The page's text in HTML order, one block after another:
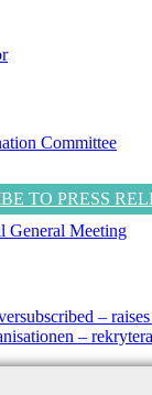
Committee
General Meeting
TO PRESS
–
–